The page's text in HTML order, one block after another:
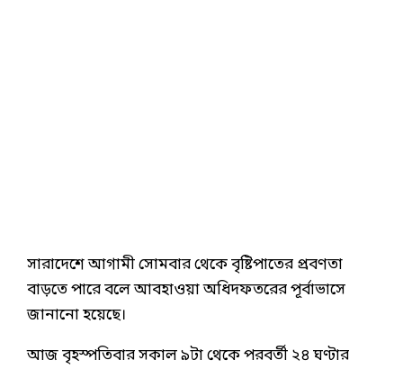
সারাদেশে আগামী সোমবার থেকে বৃষ্টিপাতের প্রবণতা
বাড়তে পারে বলে আবহাওয়া অধিদফতরের পূর্বাভাসে
জানানো হয়েছে।
আজ বৃহস্পতিবার সকাল ৯টা থেকে পরবর্তী ২৪ ঘণ্টার